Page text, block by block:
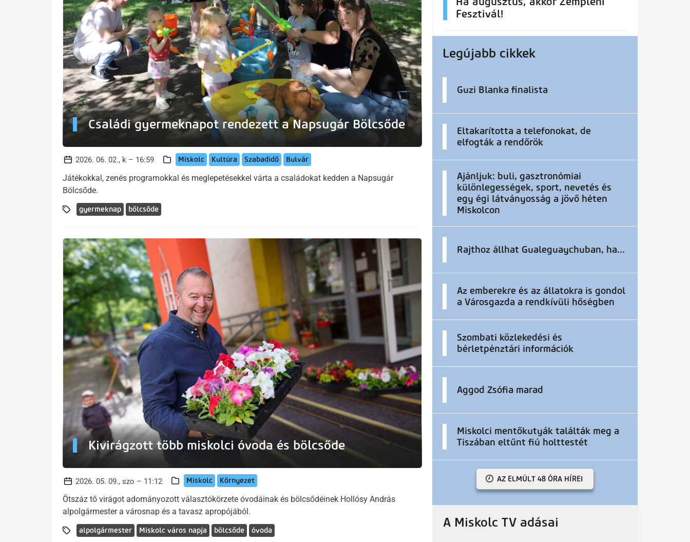
Családi gyermeknapot rendezett a Napsugár Bölcsőde
2026. 06. 02., k – 16:59 Miskolc Kultúra Szabadidő Bulvár
Játékokkal, zenés programokkal és meglepetésekkel várta a családokat kedden a Napsugár
Bölcsőde.
gyermeknap bölcsőde
Kivirágzott több miskolci óvoda és bölcsőde
2026. 05. 09., szo – 11:12 Miskolc Környezet
Ötszáz tő virágot adományozott választókörzete óvodáinak és bölcsődéinek Hollósy András
alpolgármester a városnap és a tavasz apropójából.
alpolgármester Miskolc város napja bölcsőde óvoda
Fesztivál!
Legújabb cikkek
Guzi Blanka finalista
Eltakarította a telefonokat, de
elfogták a rendőrök
Ajánljuk: buli, gasztronómiai
különlegességek, sport, nevetés és
egy égi látványosság a jövő héten
Miskolcon
Rajthoz állhat Gualeguaychuban, ha...
Az emberekre és az állatokra is gondol
a Városgazda a rendkívüli hőségben
Szombati közlekedési és
bérletpénztári információk
Aggod Zsófia marad
Miskolci mentőkutyák találták meg a
Tiszában eltűnt fiú holttestét
AZ ELMÚLT 48 ÓRA HÍREI
A Miskolc TV adásai